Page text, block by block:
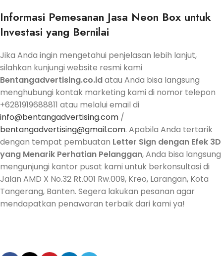
Informasi Pemesanan Jasa Neon Box untuk
Investasi yang Bernilai
Jika Anda ingin mengetahui penjelasan lebih lanjut,
silahkan kunjungi website resmi kami
Bentangadvertising.co.idatau Anda bisa langsung
menghubungi kontak marketing kami di nomor telepon
+6281919688811 atau melalui email di
info@bentangadvertising.com /
bentangadvertising@gmail.com. Apabila Anda tertarik
dengan tempat pembuatan Letter Sign dengan Efek 3D
yang Menarik Perhatian Pelanggan, Anda bisa langsung
mengunjungi kantor pusat kami untuk berkonsultasi di
Jalan AMD X No.32 Rt.001 Rw.009, Kreo, Larangan, Kota
Tangerang, Banten. Segera lakukan pesanan agar
mendapatkan penawaran terbaik dari kami ya!